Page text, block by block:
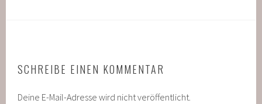
SCHREIBE EINEN KOMMENTAR
Deine E-Mail-Adresse wird nicht veröffentlicht.